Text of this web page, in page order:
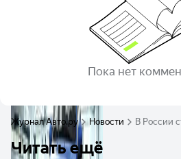
Пока нет
Журнал Авто.ру Новости В России
Читать ещё